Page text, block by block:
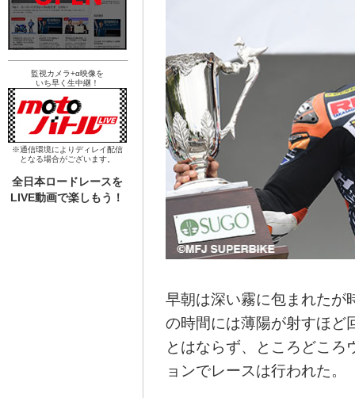
監視カメラ+α映像を
いち早く生中継！
※通信環境によりディレイ配信
となる場合がございます。
全日本ロードレースを
LIVE動画で楽しもう！
早朝は深い霧に包まれたが
の時間には薄陽が射すほど
とはならず、ところどころ
ョンでレースは行われた。